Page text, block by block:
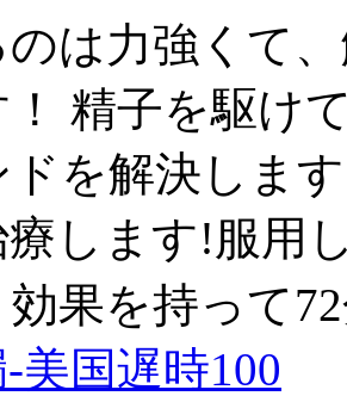
は力強くて
精子を駆け
を解決しま
します!服用
効果を持って
美国遅時100